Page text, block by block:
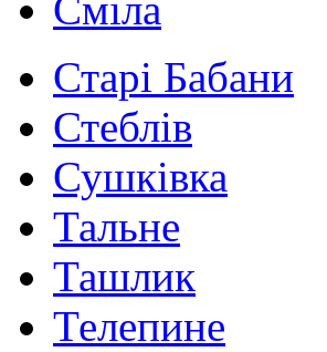
Старі Бабани
Стеблів
Сушківка
Тальне
Ташлик
Телепине